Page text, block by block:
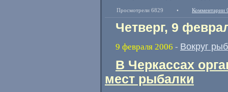
Просмотрели 6829 • Комментарии
Четверг, 9
9 февраля 2006 - Вокруг
В Черкассах
мест рыбалки